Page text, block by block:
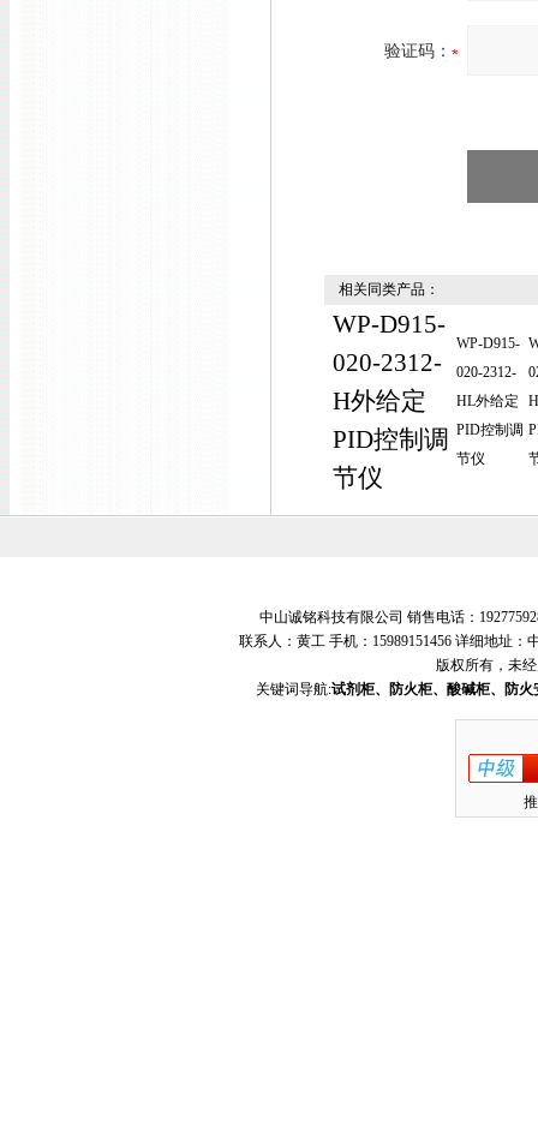
验证码：
相关同类产品：
WP-D915-
020-2312-
H外给定
PID控制调
节仪
WP-D915-
020-2312-
HL外给定
PID控制调
节仪
中山诚铭科技有限公司 销售电话：
联系人：黄工 手机：15989151456 详细地址
版权所有，未
关键词导航:试剂柜、防火柜、酸碱柜、防